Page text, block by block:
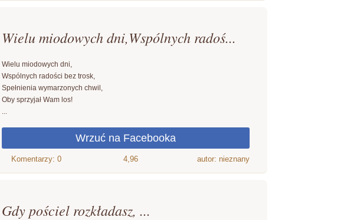
Wielu miodowych dni,Wspólnych radoś...
Wielu miodowych dni,
Wspólnych radości bez trosk,
Spełnienia wymarzonych chwil,
Oby sprzyjał Wam los!
...
4,96 autor: nieznany
Gdy pościel rozkładasz, ...